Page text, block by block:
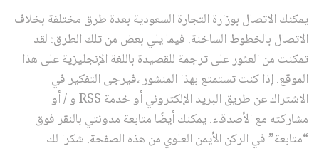
يمكنك الاتصال بوزارة التجارة السعودية بعدة طرق مختلفة بخلاف
الاتصال بالخطوط الساخنة. فيما يلي بعض من تلك الطرق: لقد
تمكنت من العثور على ترجمة للقصيدة باللغة الإنجليزية على هذا
الموقع. إذا كنت تستمتع بهذا المنشور ،فيرجى التفكير في
الاشتراك عن طريق البريد الإلكتروني أو خدمة RSS و / أو
مشاركته مع الأصدقاء. يمكنك أيضًا متابعة مدونتي بالنقر فوق
“متابعة” في الركن الأيمن العلوي من هذه الصفحة. شكرا لك